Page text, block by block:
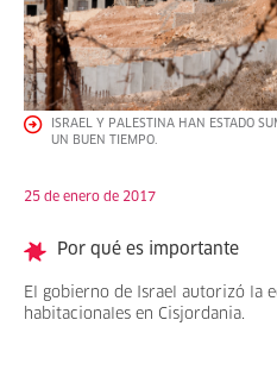
ISRAEL Y PALESTINA HAN ESTADO
UN BUEN TIEMPO.
25 de enero de 2017
Por qué es importante
El gobierno de Israel autorizó la
habitacionales en Cisjordania.